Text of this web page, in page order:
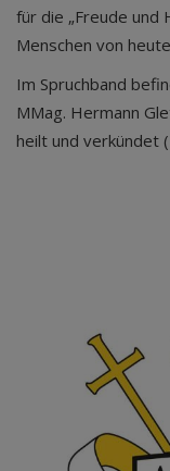
für die „Freude und
Menschen von
Im Spruchband
MMag. Hermann
heilt und verkündet